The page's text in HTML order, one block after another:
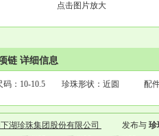
点击图片放大
链 详细信息
码：10-10.5 珍珠形状：近圆 配件
湖珍珠集团股份有限公司 发布与 珍